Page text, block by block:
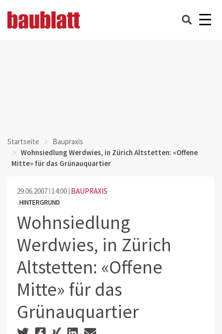
Startseite
Baupraxis
Wohnsiedlung Werdwies, in Zürich Altstetten: «Offene
Mitte» für das Grünauquartier
29.06.2007 14:00 BAUPRAXIS
HINTERGRUND
Wohnsiedlung
Werdwies, in Zürich
Altstetten: «Offene
Mitte» für das
Grünauquartier